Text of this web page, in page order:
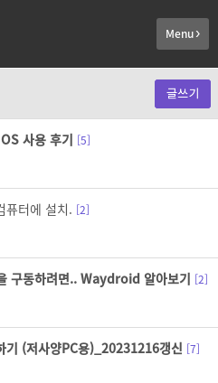
Menu
사용 후기 [5]
퓨터에 설치. [2]
구동하려면.. Waydroid 알아보기 [2]
(저사양PC용)_20231216갱신 [7]